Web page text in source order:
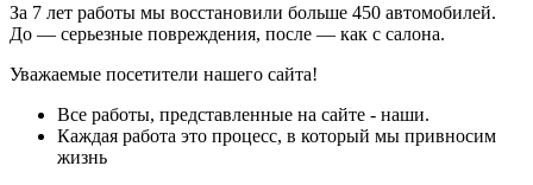
За 7 лет работы мы восстановили больше 450 автомобилей.
До — серьезные повреждения, после — как с салона.
Уважаемые посетители нашего сайта!
Все работы, представленные на сайте - наши.
Каждая работа это процесс, в который мы привносим
жизнь